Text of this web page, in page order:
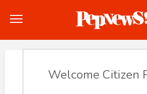
Hey, Welcome
Welcome Citizen